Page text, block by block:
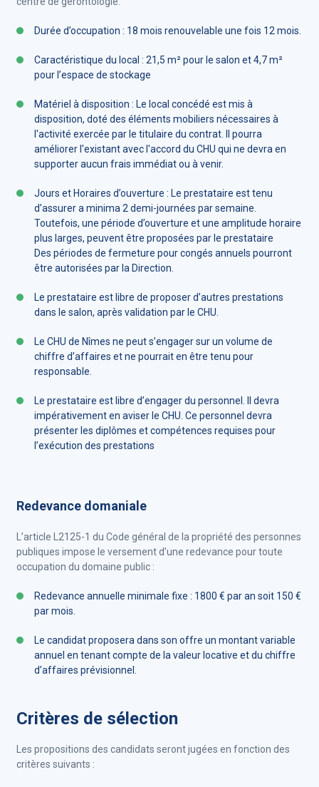
Durée d’occupation : 18 mois renouvelable une fois 12 mois.
Caractéristique du local : 21,5 m² pour le salon et 4,7 m²
pour l’espace de stockage
Matériel à disposition : Le local concédé est mis à
disposition, doté des éléments mobiliers nécessaires à
l'activité exercée par le titulaire du contrat. Il pourra
améliorer l'existant avec l'accord du CHU qui ne devra en
supporter aucun frais immédiat ou à venir.
Jours et Horaires d’ouverture : Le prestataire est tenu
d’assurer a minima 2 demi-journées par semaine.
Toutefois, une période d’ouverture et une amplitude horaire
plus larges, peuvent être proposées par le prestataire
Des périodes de fermeture pour congés annuels pourront
être autorisées par la Direction.
Le prestataire est libre de proposer d’autres prestations
dans le salon, après validation par le CHU.
Le CHU de Nîmes ne peut s’engager sur un volume de
chiffre d’affaires et ne pourrait en être tenu pour
responsable.
Le prestataire est libre d’engager du personnel. Il devra
impérativement en aviser le CHU. Ce personnel devra
présenter les diplômes et compétences requises pour
l’exécution des prestations
Redevance domaniale
L’article L2125-1 du Code général de la propriété des personnes
publiques impose le versement d’une redevance pour toute
occupation du domaine public :
Redevance annuelle minimale fixe : 1800 € par an soit 150 €
par mois.
Le candidat proposera dans son offre un montant variable
annuel en tenant compte de la valeur locative et du chiffre
d’affaires prévisionnel.
Critères de sélection
Les propositions des candidats seront jugées en fonction des
critères suivants :